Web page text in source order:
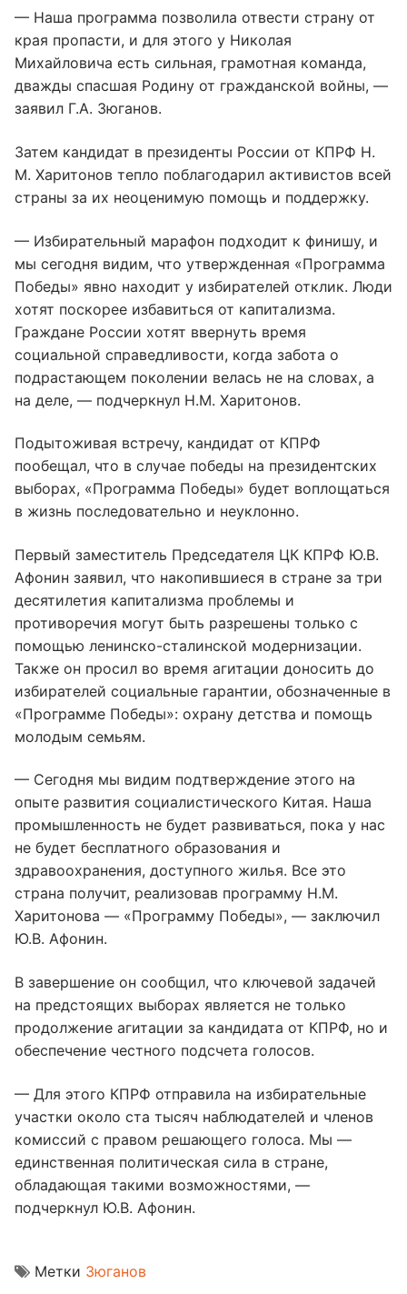
— Наша программа позволила отвести страну от
края пропасти, и для этого у Николая
Михайловича есть сильная, грамотная команда,
дважды спасшая Родину от гражданской войны, —
заявил Г.А. Зюганов.
Затем кандидат в президенты России от КПРФ Н.
М. Харитонов тепло поблагодарил активистов всей
страны за их неоценимую помощь и поддержку.
— Избирательный марафон подходит к финишу, и
мы сегодня видим, что утвержденная «Программа
Победы» явно находит у избирателей отклик. Люди
хотят поскорее избавиться от капитализма.
Граждане России хотят ввернуть время
социальной справедливости, когда забота о
подрастающем поколении велась не на словах, а
на деле, — подчеркнул Н.М. Харитонов.
Подытоживая встречу, кандидат от КПРФ
пообещал, что в случае победы на президентских
выборах, «Программа Победы» будет воплощаться
в жизнь последовательно и неуклонно.
Первый заместитель Председателя ЦК КПРФ Ю.В.
Афонин заявил, что накопившиеся в стране за три
десятилетия капитализма проблемы и
противоречия могут быть разрешены только с
помощью ленинско-сталинской модернизации.
Также он просил во время агитации доносить до
избирателей социальные гарантии, обозначенные в
«Программе Победы»: охрану детства и помощь
молодым семьям.
— Сегодня мы видим подтверждение этого на
опыте развития социалистического Китая. Наша
промышленность не будет развиваться, пока у нас
не будет бесплатного образования и
здравоохранения, доступного жилья. Все это
страна получит, реализовав программу Н.М.
Харитонова — «Программу Победы», — заключил
Ю.В. Афонин.
В завершение он сообщил, что ключевой задачей
на предстоящих выборах является не только
продолжение агитации за кандидата от КПРФ, но и
обеспечение честного подсчета голосов.
— Для этого КПРФ отправила на избирательные
участки около ста тысяч наблюдателей и членов
комиссий с правом решающего голоса. Мы —
единственная политическая сила в стране,
обладающая такими возможностями, —
подчеркнул Ю.В. Афонин.
Метки Зюганов